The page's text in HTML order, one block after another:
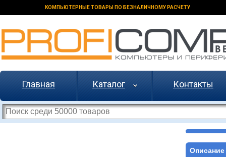
КОМПЬЮТЕРНЫЕ ТОВАРЫ ПО БЕЗНАЛИЧНОМУ РАСЧЕТУ
Главная Каталог Контакты